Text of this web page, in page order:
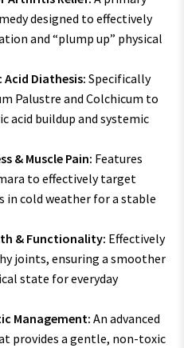
designed to effectively
and “plump up” physical
Diathesis: Specifically
Palustre and Colchicum to
acid buildup and systemic
& Muscle Pain: Features
to effectively target
in cold weather for a stable
& Functionality: Effectively
joints, ensuring a smoother
state for everyday
Management: An advanced
provides a gentle, non-toxic